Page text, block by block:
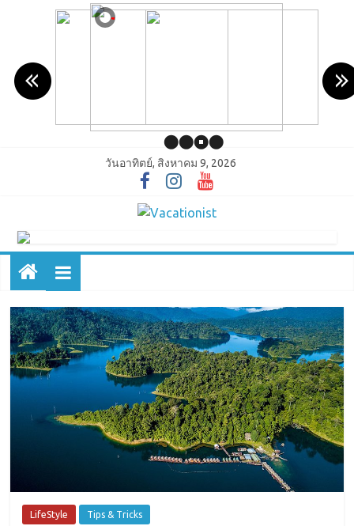
วันอาทิตย์, สิงหาคม 9, 2026
LifeStyle Tips & Tricks